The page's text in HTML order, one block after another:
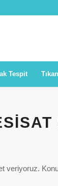
Tespit
veriyoruz.